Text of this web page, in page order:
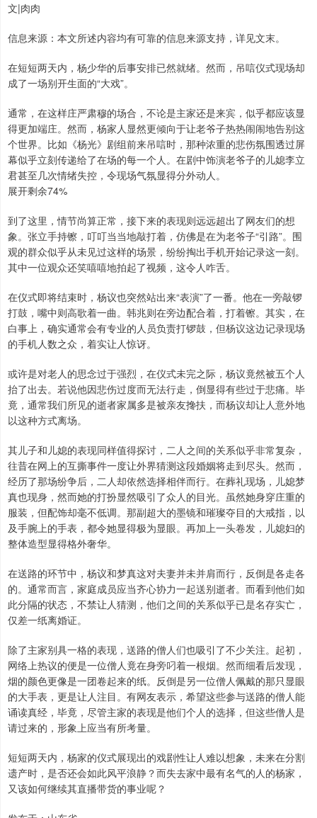
文|肉肉
信息来源：本文所述内容均有可靠的信息来源支持，详见文末。
在短短两天内，杨少华的后事安排已然就绪。然而，吊唁仪式现场却
成了一场别开生面的“大戏”。
通常，在这样庄严肃穆的场合，不论是主家还是来宾，似乎都应该显
得更加端庄。然而，杨家人显然更倾向于让老爷子热热闹闹地告别这
个世界。比如《杨光》剧组前来吊唁时，那种浓重的悲伤氛围透过屏
幕似乎立刻传递给了在场的每一个人。在剧中饰演老爷子的儿媳李立
君甚至几次情绪失控，令现场气氛显得分外动人。
展开剩余74%
到了这里，情节尚算正常，接下来的表现则远远超出了网友们的想
象。张立手持镲，叮叮当当地敲打着，仿佛是在为老爷子“引路”。围
观的群众似乎从未见过这样的场景，纷纷掏出手机开始记录这一刻。
其中一位观众还笑嘻嘻地拍起了视频，这令人咋舌。
在仪式即将结束时，杨议也突然站出来“表演”了一番。他在一旁敲锣
打鼓，嘴中则高歌着一曲。韩兆则在旁边配合着，打着镲。其实，在
白事上，确实通常会有专业的人员负责打锣鼓，但杨议这边记录现场
的手机人数之众，着实让人惊讶。
或许是对老人的思念过于强烈，在仪式未完之际，杨议竟然被五个人
抬了出去。若说他因悲伤过度而无法行走，倒显得有些过于悲痛。毕
竟，通常我们所见的逝者家属多是被亲友搀扶，而杨议却让人意外地
以这种方式离场。
其儿子和儿媳的表现同样值得探讨，二人之间的关系似乎非常复杂，
往昔在网上的互撕事件一度让外界猜测这段婚姻将走到尽头。然而，
经历了那场纷争后，二人却依然选择相伴而行。在葬礼现场，儿媳梦
真也现身，然而她的打扮显然吸引了众人的目光。虽然她身穿庄重的
服装，但配饰却毫不低调。那副超大的墨镜和璀璨夺目的大戒指，以
及手腕上的手表，都令她显得极为显眼。再加上一头卷发，儿媳妇的
整体造型显得格外奢华。
在送路的环节中，杨议和梦真这对夫妻并未并肩而行，反倒是各走各
的。通常而言，家庭成员应当齐心协力一起送别逝者。而看到他们如
此分隔的状态，不禁让人猜测，他们之间的关系似乎已是名存实亡，
仅差一纸离婚证。
除了主家别具一格的表现，送路的僧人们也吸引了不少关注。起初，
网络上热议的便是一位僧人竟在身旁叼着一根烟。然而细看后发现，
烟的颜色更像是一团卷起来的纸。反倒是另一位僧人佩戴的那只显眼
的大手表，更是让人注目。有网友表示，希望这些参与送路的僧人能
诵读真经，毕竟，尽管主家的表现是他们个人的选择，但这些僧人是
请过来的，形象上应当有所考量。
短短两天内，杨家的仪式展现出的戏剧性让人难以想象，未来在分割
遗产时，是否还会如此风平浪静？而失去家中最有名气的人的杨家，
又该如何继续其直播带货的事业呢？